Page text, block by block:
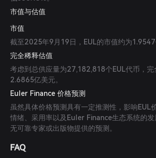
市值与估值
市值
截至2025年9月19日，EUL的市值约为1.9547
完全稀释估值
考虑到总供应量为27,182,818个EUL代币，完
2.6865亿美元。
Euler Finance 价格预测
虽然具体价格预测具有一定推测性，影响EUL
情绪、采用率以及Euler Finance生态系统的发
无可靠专家或出版物提供的预测。
FAQ